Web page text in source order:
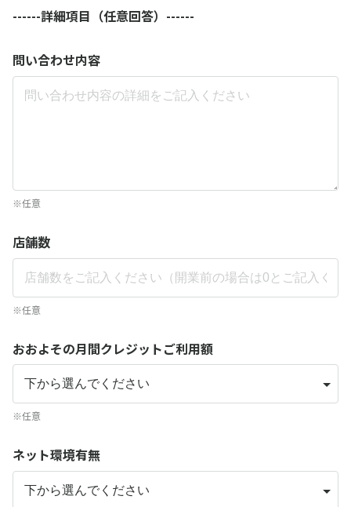
------詳細項目（任意回答）------
問い合わせ内容
※任意
店舗数
※任意
おおよその月間クレジットご利用額
※任意
ネット環境有無